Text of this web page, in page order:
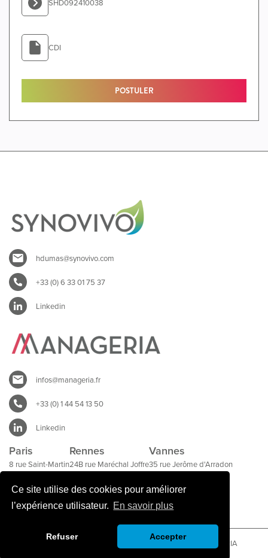
Ce site utilise des cookies pour améliorer
l’expérience utilisateur. En savoir plus
Refuser Accepter
SHD092410038
CDI
POSTULER
hdumas@synovivo.com
+33 (0) 6 33 01 75 37
Linkedin
infos@manageria.fr
+33 (0) 1 44 54 13 50
Linkedin
Paris
8 rue Saint-Martin
75004 Paris
Rennes
24B rue Maréchal Joffre
35000 Rennes
Vannes
35 rue Jerôme d'Arradon
56000 Vannes
Mentions légales SYNOVIVO
Mentions légales MANAGERIA